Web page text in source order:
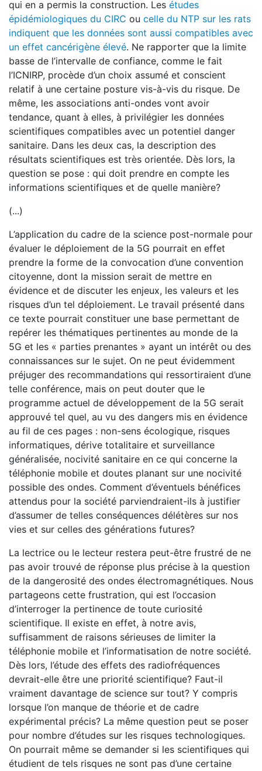
qui en a permis la construction. Les études
épidémiologiques du CIRC ou celle du NTP sur les rats
indiquent que les données sont aussi compatibles avec
un effet cancérigène élevé. Ne rapporter que la limite
basse de l’intervalle de confiance, comme le fait
l’ICNIRP, procède d’un choix assumé et conscient
relatif à une certaine posture vis-à-vis du risque. De
même, les associations anti-ondes vont avoir
tendance, quant à elles, à privilégier les données
scientifiques compatibles avec un potentiel danger
sanitaire. Dans les deux cas, la description des
résultats scientifiques est très orientée. Dès lors, la
question se pose : qui doit prendre en compte les
informations scientifiques et de quelle manière?
(...)
L’application du cadre de la science post-normale pour
évaluer le déploiement de la 5G pourrait en effet
prendre la forme de la convocation d’une convention
citoyenne, dont la mission serait de mettre en
évidence et de discuter les enjeux, les valeurs et les
risques d’un tel déploiement. Le travail présenté dans
ce texte pourrait constituer une base permettant de
repérer les thématiques pertinentes au monde de la
5G et les « parties prenantes » ayant un intérêt ou des
connaissances sur le sujet. On ne peut évidemment
préjuger des recommandations qui ressortiraient d’une
telle conférence, mais on peut douter que le
programme actuel de développement de la 5G serait
approuvé tel quel, au vu des dangers mis en évidence
au fil de ces pages : non-sens écologique, risques
informatiques, dérive totalitaire et surveillance
généralisée, nocivité sanitaire en ce qui concerne la
téléphonie mobile et doutes planant sur une nocivité
possible des ondes. Comment d’éventuels bénéfices
attendus pour la société parviendraient-ils à justifier
d’assumer de telles conséquences délétères sur nos
vies et sur celles des générations futures?
La lectrice ou le lecteur restera peut-être frustré de ne
pas avoir trouvé de réponse plus précise à la question
de la dangerosité des ondes électromagnétiques. Nous
partageons cette frustration, qui est l’occasion
d’interroger la pertinence de toute curiosité
scientifique. Il existe en effet, à notre avis,
suffisamment de raisons sérieuses de limiter la
téléphonie mobile et l’informatisation de notre société.
Dès lors, l’étude des effets des radiofréquences
devrait-elle être une priorité scientifique? Faut-il
vraiment davantage de science sur tout? Y compris
lorsque l’on manque de théorie et de cadre
expérimental précis? La même question peut se poser
pour nombre d’études sur les risques technologiques.
On pourrait même se demander si les scientifiques qui
étudient de tels risques ne sont pas d’une certaine